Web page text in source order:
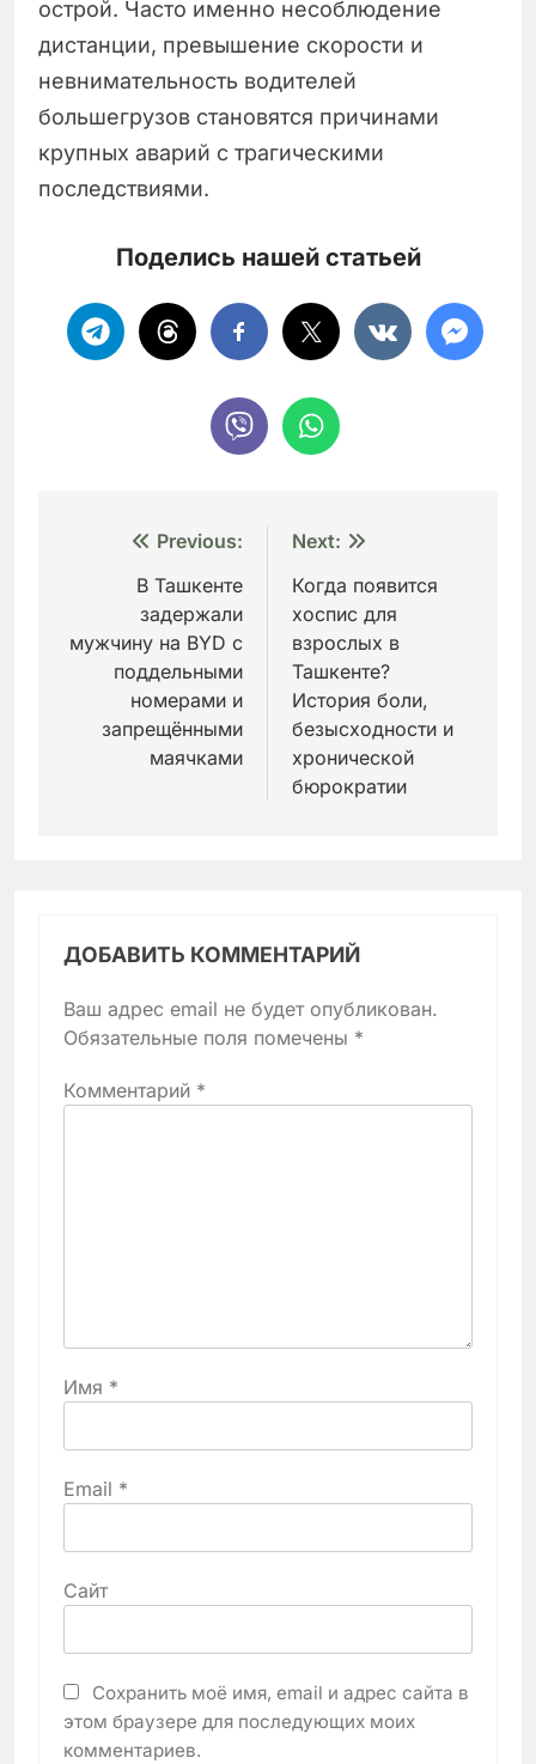
острой. Часто именно несоблюдение
дистанции, превышение скорости и
невнимательность водителей
большегрузов становятся причинами
крупных аварий с трагическими
последствиями.
Поделись нашей статьей
Навигация
записям
Previous:
В Ташкенте
задержали
мужчину на BYD с
поддельными
номерами и
запрещёнными
маячками
Next:
Когда появится
хоспис для
взрослых в
Ташкенте?
История боли,
безысходности и
хронической
бюрократии
ДОБАВИТЬ КОММЕНТАРИЙ
Ваш адрес email не будет опубликован.
Обязательные поля помечены *
Комментарий *
Имя *
Email *
Сайт
Сохранить моё имя, email и адрес сайта в
этом браузере для последующих моих
комментариев.